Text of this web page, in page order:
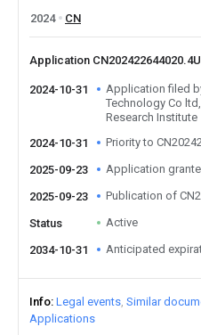
2024
CN
Application
2024-10-31
Application filed
Technology Co
Research Institute
2024-10-31
Priority to
2025-09-23 Application
2025-09-23 Publication of
Status Active
2034-10-31 Anticipated
Info Legal events Similar
Applications